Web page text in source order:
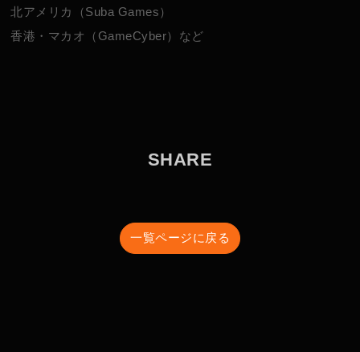
北アメリカ（Suba Games）
香港・マカオ（GameCyber）など
SHARE
一覧ページに戻る